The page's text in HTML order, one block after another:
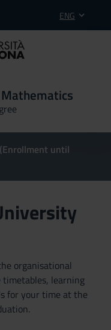
ENG
until
organisational
timetables, learning
for your time at the